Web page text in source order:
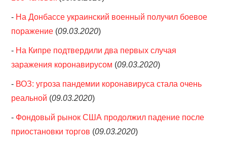
- На Донбассе украинский военный получил боевое
поражение (09.03.2020)
- На Кипре подтвердили два первых случая
заражения коронавирусом (09.03.2020)
- ВОЗ: угроза пандемии коронавируса стала очень
реальной (09.03.2020)
- Фондовый рынок США продолжил падение после
приостановки торгов (09.03.2020)